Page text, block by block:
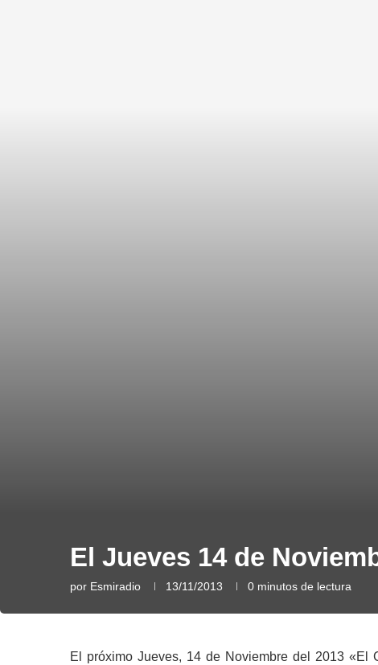
El Jueves 14 de
por Esmiradio 13/11/2013 0 minutos de lectura
El próximo Jueves, 14 de Noviembre del 2013 «El